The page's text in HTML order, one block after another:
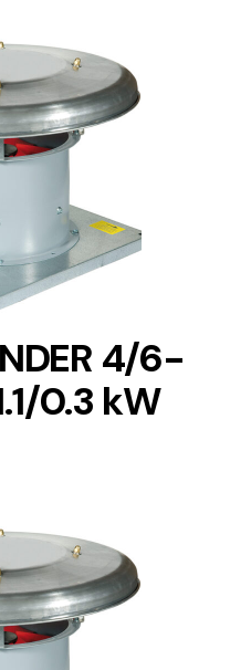
4/6-
0.3 kW